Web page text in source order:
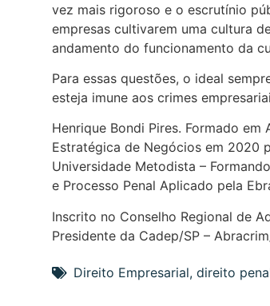
vez mais rigoroso e o escrutínio
empresas cultivarem uma cultura
andamento do funcionamento da
Para essas questões, o ideal
esteja imune aos crimes
Henrique Bondi Pires. Formado em
Estratégica de Negócios em 2020
Universidade Metodista –
e Processo Penal Aplicado pela
Inscrito no Conselho Regional de
Presidente da Cadep/SP –
Direito Empresarial, direito